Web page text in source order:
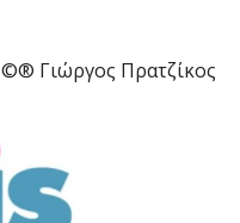
©® Γιώργος Πρατζίκος